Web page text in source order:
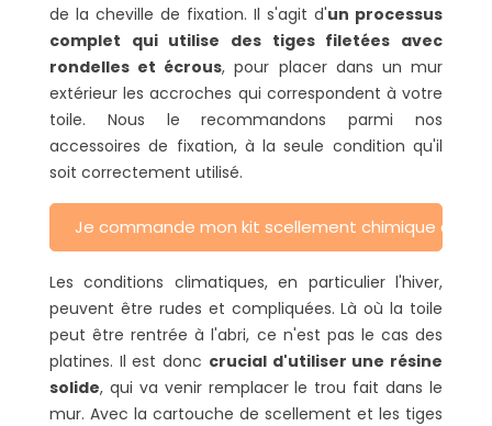
de la cheville de fixation. Il s'agit d'un processus
complet qui utilise des tiges filetées avec
rondelles et écrous, pour placer dans un mur
extérieur les accroches qui correspondent à votre
toile. Nous le recommandons parmi nos
accessoires de fixation, à la seule condition qu'il
soit correctement utilisé.
Je commande mon kit scellement chimique
Les conditions climatiques, en particulier l'hiver,
peuvent être rudes et compliquées. Là où la toile
peut être rentrée à l'abri, ce n'est pas le cas des
platines. Il est donc crucial d'utiliser une résine
solide, qui va venir remplacer le trou fait dans le
mur. Avec la cartouche de scellement et les tiges